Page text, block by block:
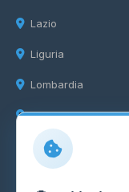
Lazio
Liguria
Lombardia
Marche
Info